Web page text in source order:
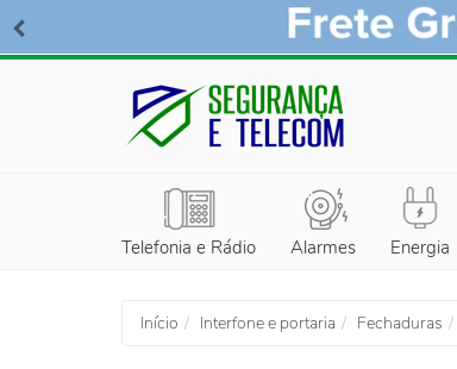
Telefonia e Rádio Alarmes Energia
Início Interfone e portaria Fechaduras